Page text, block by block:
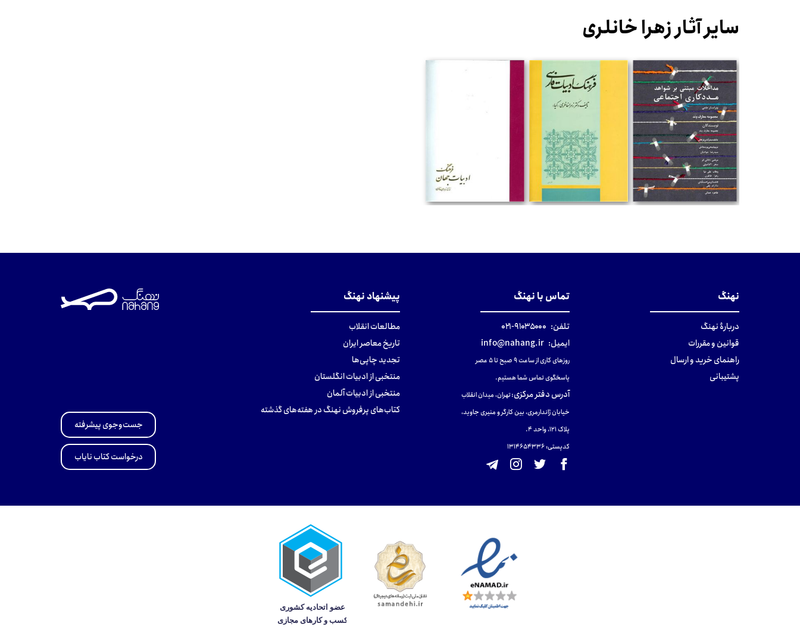
سایر آثار زهرا خانلری
نهنگ
دربارهٔ نهنگ
قوانین و مقررات
راهنمای خرید و ارسال
پشتیبانی
تماس با نهنگ
تلفن: ۹۱۰۳۵۰۰۰-۰۲۱
ایمیل: info@nahang.ir
روزهای کاری از ساعت ۹ صبح تا ۵ عصر
پاسخگوی تماس شما هستیم.
آدرس دفتر مرکزی:تهران، میدان انقلاب
خیابان ژاندارمری، بین کارگر و منیری جاوید،
پلاک 121، واحد ۴.
کدپستی: 131465433۶
پیشنهاد نهنگ
مطالعات انقلاب
تاریخ معاصر ایران
تجدید چاپی‌ها
منتخبی از ادبیات انگلستان
منتخبی از ادبیات آلمان
کتاب‌های پرفروش نهنگ در هفته‌های گذشته
جست‌وجوی پیشرفته
درخواست کتاب نایاب